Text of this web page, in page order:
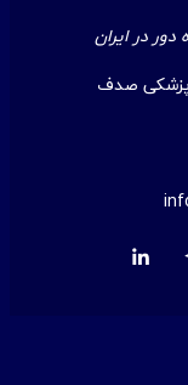
در ایران
پزشکی صدف